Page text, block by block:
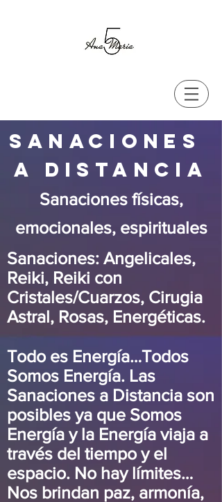
sanaciones
a distancia
Sanaciones físicas,
emocionales, espirituales
Sanaciones: Angelicales,
Reiki, Reiki con
Cristales/Cuarzos, Cirugia
Astral, Rosas, Energéticas.
Todo es Energía…Todos
Somos Energía. Las
Sanaciones a Distancia son
posibles ya que Somos
Energía y la Energía viaja a
través del tiempo y el
espacio. No hay límites…
Nos brindan paz, armonía,